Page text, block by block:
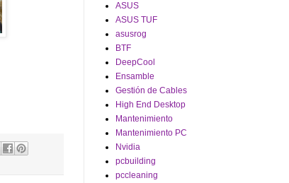
ASUS
ASUS TUF
asusrog
BTF
DeepCool
Ensamble
Gestión de Cables
High End Desktop
Mantenimiento
Mantenimiento PC
Nvidia
pcbuilding
pccleaning